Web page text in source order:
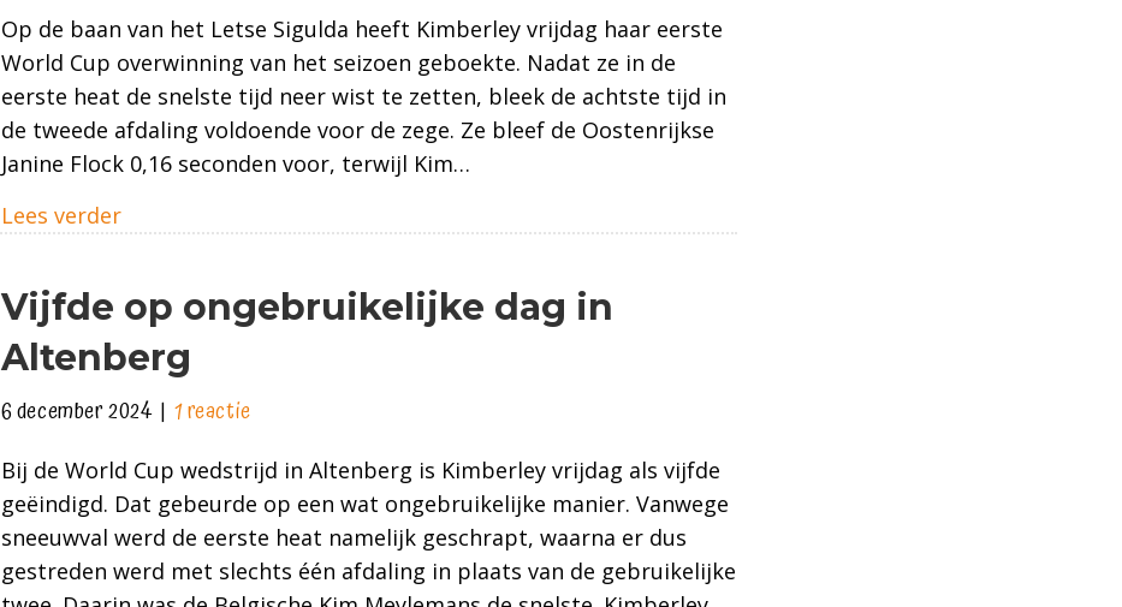
baanrecord
naar
winst
in
Sigulda
Op de baan van het Letse Sigulda heeft Kimberley vrijdag haar eerste
World Cup overwinning van het seizoen geboekte. Nadat ze in de
eerste heat de snelste tijd neer wist te zetten, bleek de achtste tijd in
de tweede afdaling voldoende voor de zege. Ze bleef de Oostenrijkse
Janine Flock 0,16 seconden voor, terwijl Kim…
Lees verderabout Met baanrecord naar winst in Sigulda
Vijfde op ongebruikelijke dag in
Altenberg
6 december 2024 | 1 reactie
Bij de World Cup wedstrijd in Altenberg is Kimberley vrijdag als vijfde
geëindigd. Dat gebeurde op een wat ongebruikelijke manier. Vanwege
sneeuwval werd de eerste heat namelijk geschrapt, waarna er dus
gestreden werd met slechts één afdaling in plaats van de gebruikelijke